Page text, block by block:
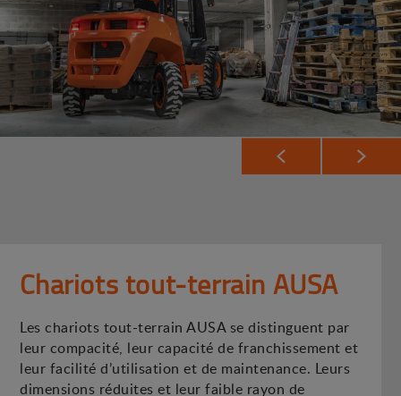
Chariots tout-terrain AUSA
Les chariots tout-terrain AUSA se distinguent par
leur compacité, leur capacité de franchissement et
leur facilité d’utilisation et de maintenance. Leurs
dimensions réduites et leur faible rayon de